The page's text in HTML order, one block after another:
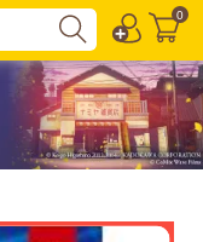
0